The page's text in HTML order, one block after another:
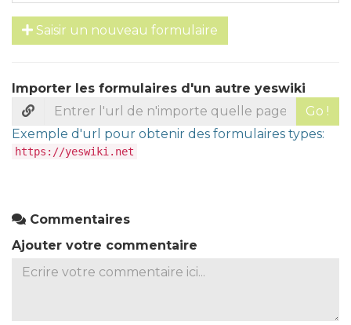
Saisir un nouveau formulaire
Importer les formulaires d'un autre yeswiki
Go !
Exemple d'url pour obtenir des formulaires types:
https://yeswiki.net
Commentaires
Ajouter votre commentaire